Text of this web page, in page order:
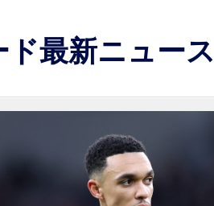
ド最新ニュース